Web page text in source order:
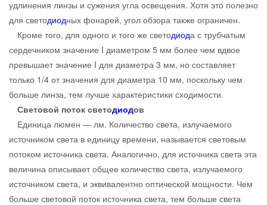
удлинения линзы и сужения угла освещения. Хотя это полезно
для светодиодных фонарей, угол обзора также ограничен.
Кроме того, для одного и того же светодиода с трубчатым
сердечником значение I диаметром 5 мм более чем вдвое
превышает значение I для диаметра 3 мм, но составляет
только 1/4 от значения для диаметра 10 мм, поскольку чем
больше линза, тем лучше характеристики сходимости.
Световой поток светодиодов
Единица люмен — лм. Количество света, излучаемого
источником света в единицу времени, называется световым
потоком источника света. Аналогично, для источника света эта
величина описывает общее количество света, излучаемого
источником света, и эквивалентно оптической мощности. Чем
больше световой поток источника света, тем больше света